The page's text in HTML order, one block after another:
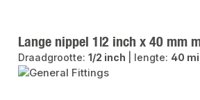
Lange nippel 1|2 inch x 40 mm
Draadgrootte:1/2 inch lengte: 40